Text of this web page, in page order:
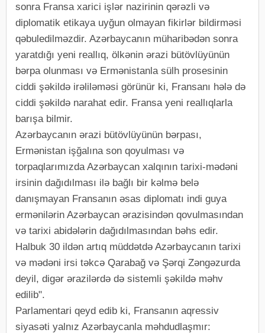
sonra Fransa xarici işlər nazirinin qərəzli və
diplomatik etikaya uyğun olmayan fikirlər bildirməsi
qəbuledilməzdir. Azərbaycanın müharibədən sonra
yaratdığı yeni reallıq, ölkənin ərazi bütövlüyünün
bərpa olunması və Ermənistanla sülh prosesinin
ciddi şəkildə irəliləməsi görünür ki, Fransanı hələ də
ciddi şəkildə narahat edir. Fransa yeni reallıqlarla
barışa bilmir.
Azərbaycanın ərazi bütövlüyünün bərpası,
Ermənistan işğalına son qoyulması və
torpaqlarımızda Azərbaycan xalqının tarixi-mədəni
irsinin dağıdılması ilə bağlı bir kəlmə belə
danışmayan Fransanın əsas diplomatı indi guya
ermənilərin Azərbaycan ərazisindən qovulmasından
və tarixi abidələrin dağıdılmasından bəhs edir.
Halbuk 30 ildən artıq müddətdə Azərbaycanın tarixi
və mədəni irsi təkcə Qarabağ və Şərqi Zəngəzurda
deyil, digər ərazilərdə də sistemli şəkildə məhv
edilib".
Parlamentari qeyd edib ki, Fransanın aqressiv
siyasəti yalnız Azərbaycanla məhdudlaşmır: